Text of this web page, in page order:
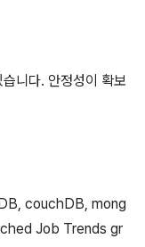
니다. 안정성이 확보